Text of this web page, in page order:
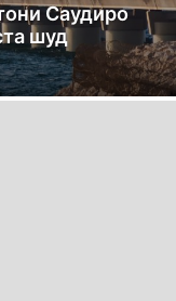
Саудиро
шуд